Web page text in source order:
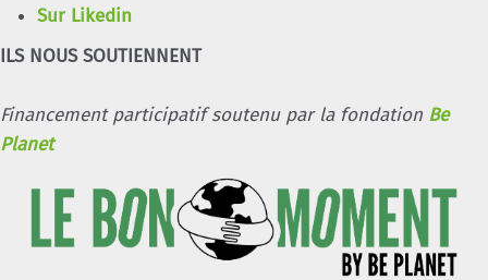
Sur Likedin
ILS NOUS SOUTIENNENT
Financement participatif soutenu par la fondation Be
Planet